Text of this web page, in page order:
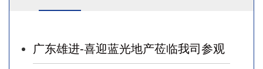
广东雄进-喜迎蓝光地产莅临我司参观